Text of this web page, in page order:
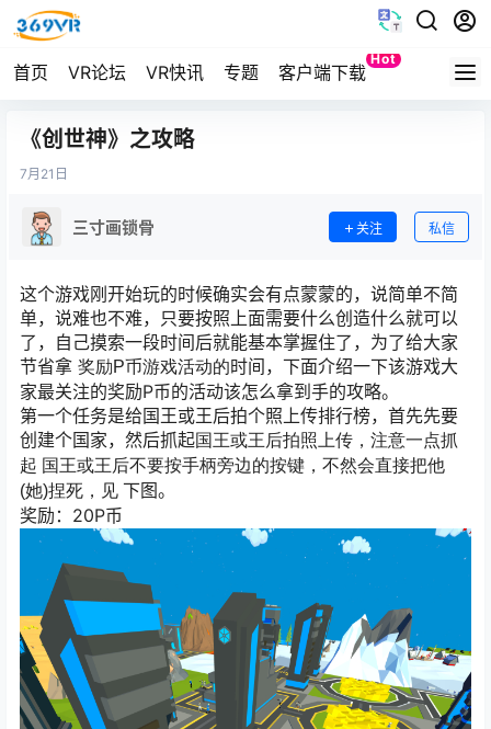
首页 VR论坛 VR快讯 专题 客户端下载
Hot
Quest
《创世神》之攻略
7月 21日
三寸画锁骨 关注 私信
这个游戏刚开始玩的时候确实会有点蒙蒙的，说简单不简
单，说难也不难，只要按照上面需要什么创造什么就可以
了，自己摸索一段时间后就能基本掌握住了，为了给大家
节省拿 奖励P币游戏活动的时间，下面介绍一下该游戏大
家最关注的奖励P币的活动该怎么拿到手的攻略。
第一个任务是给国王或王后拍个照上传排行榜，首先先要
创建个国家，然后抓起国王或王后拍照上传，注意一点抓
起 国王或王后不要按手柄旁边的按键，不然会直接把他
(她)捏死，见 下图。
奖励：20P币